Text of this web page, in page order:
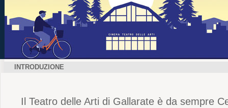
INTRODUZIONE
Il Teatro delle Arti di Gallarate è da sempre